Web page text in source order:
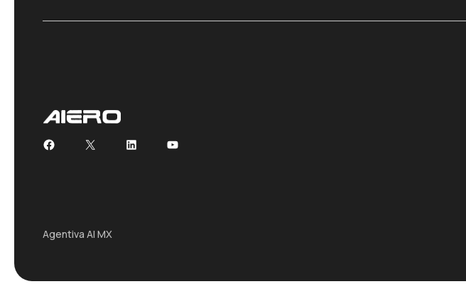
Facebook
X LinkedInYouTube
Agentiva AI MX